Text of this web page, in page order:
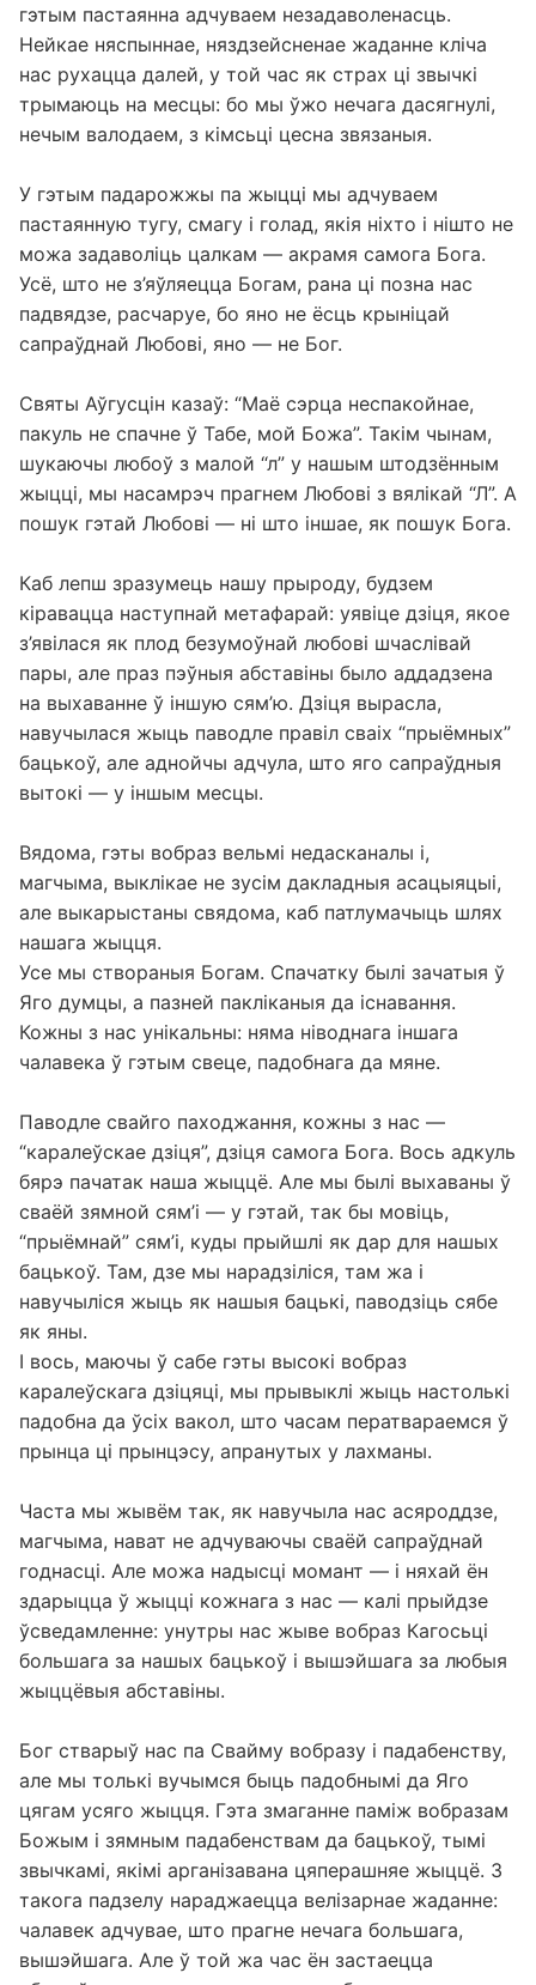
гэтым пастаянна адчуваем незадаволенасць.
Нейкае няспыннае, няздзейсненае жаданне кліча
нас рухацца далей, у той час як страх ці звычкі
трымаюць на месцы: бо мы ўжо нечага дасягнулі,
нечым валодаем, з кімсьці цесна звязаныя.
У гэтым падарожжы па жыцці мы адчуваем
пастаянную тугу, смагу і голад, якія ніхто і нішто не
можа задаволіць цалкам — акрамя самога Бога.
Усё, што не з’яўляецца Богам, рана ці позна нас
падвядзе, расчаруе, бо яно не ёсць крыніцай
сапраўднай Любові, яно — не Бог.
Святы Аўгусцін казаў: “Маё сэрца неспакойнае,
пакуль не спачне ў Табе, мой Божа”. Такім чынам,
шукаючы любоў з малой “л” у нашым штодзённым
жыцці, мы насамрэч прагнем Любові з вялікай “Л”. А
пошук гэтай Любові — ні што іншае, як пошук Бога.
Каб лепш зразумець нашу прыроду, будзем
кіравацца наступнай метафарай: уявіце дзіця, якое
з’явілася як плод безумоўнай любові шчаслівай
пары, але праз пэўныя абставіны было аддадзена
на выхаванне ў іншую сям’ю. Дзіця вырасла,
навучылася жыць паводле правіл сваіх “прыёмных”
бацькоў, але аднойчы адчула, што яго сапраўдныя
вытокі — у іншым месцы.
Вядома, гэты вобраз вельмі недасканалы і,
магчыма, выклікае не зусім дакладныя асацыяцыі,
але выкарыстаны свядома, каб патлумачыць шлях
нашага жыцця.
Усе мы створаныя Богам. Спачатку былі зачатыя ў
Яго думцы, а пазней пакліканыя да існавання.
Кожны з нас унікальны: няма ніводнага іншага
чалавека ў гэтым свеце, падобнага да мяне.
Паводле свайго паходжання, кожны з нас —
“каралеўскае дзіця”, дзіця самога Бога. Вось адкуль
бярэ пачатак наша жыццё. Але мы былі выхаваны ў
сваёй зямной сям’і — у гэтай, так бы мовіць,
“прыёмнай” сям’і, куды прыйшлі як дар для нашых
бацькоў. Там, дзе мы нарадзіліся, там жа і
навучыліся жыць як нашыя бацькі, паводзіць сябе
як яны.
І вось, маючы ў сабе гэты высокі вобраз
каралеўскага дзіцяці, мы прывыклі жыць настолькі
падобна да ўсіх вакол, што часам ператвараемся ў
прынца ці прынцэсу, апранутых у лахманы.
Часта мы жывём так, як навучыла нас асяроддзе,
магчыма, нават не адчуваючы сваёй сапраўднай
годнасці. Але можа надысці момант — і няхай ён
здарыцца ў жыцці кожнага з нас — калі прыйдзе
ўсведамленне: унутры нас жыве вобраз Кагосьці
большага за нашых бацькоў і вышэйшага за любыя
жыццёвыя абставіны.
Бог стварыў нас па Свайму вобразу і падабенству,
але мы толькі вучымся быць падобнымі да Яго
цягам усяго жыцця. Гэта змаганне паміж вобразам
Божым і зямным падабенствам да бацькоў, тымі
звычкамі, якімі арганізавана цяперашняе жыццё. З
такога падзелу нараджаецца велізарнае жаданне:
чалавек адчувае, што прагне нечага большага,
вышэйшага. Але ў той жа час ён застаецца